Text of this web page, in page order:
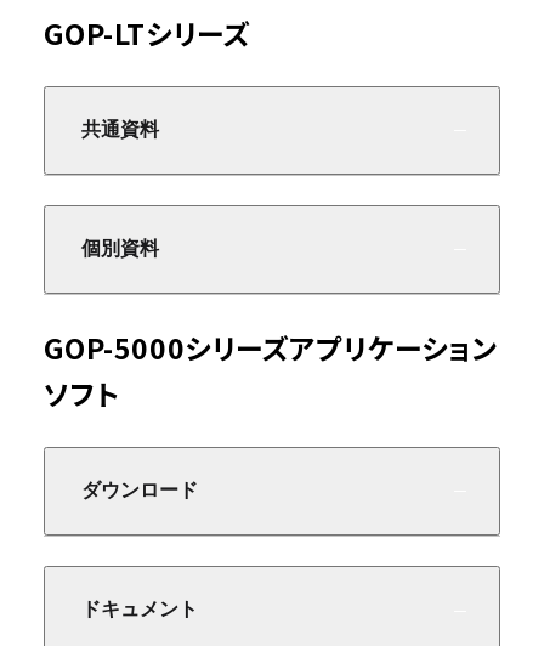
GOP-LTシリーズ
共通資料
個別資料
GOP-5000シリーズアプリケーション
ソフト
ダウンロード
ドキュメント